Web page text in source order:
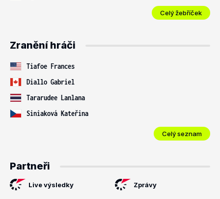
Celý žebříček
Zranění hráči
Tiafoe Frances
Diallo Gabriel
Tararudee Lanlana
Siniaková Kateřina
Celý seznam
Partneři
Live výsledky Zprávy